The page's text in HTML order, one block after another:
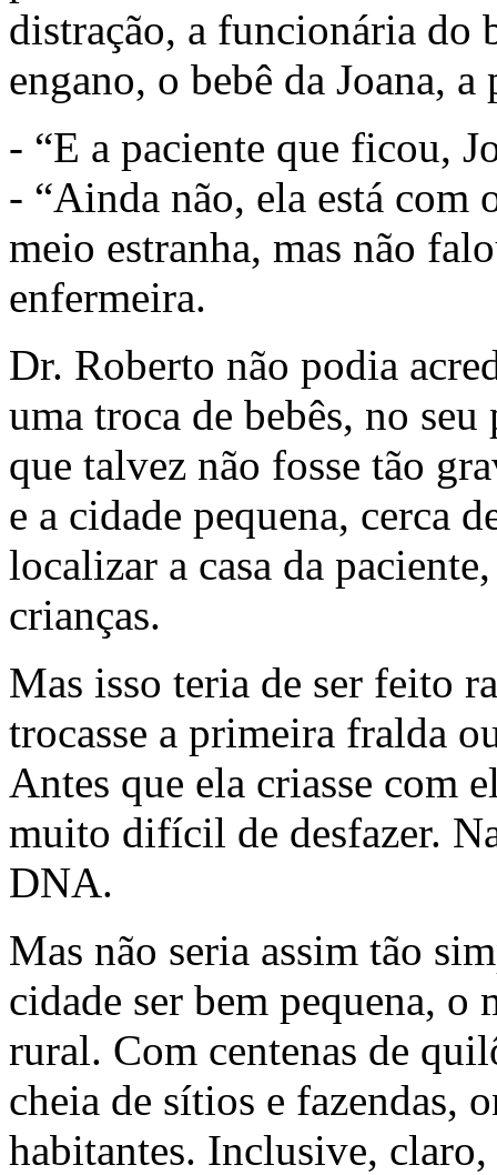
distração, a funcionária do
engano, o bebê da Joana,
- “E a paciente que ficou,
- “Ainda não, ela está com
meio estranha, mas não
enfermeira.
Dr. Roberto não podia
uma troca de bebês, no
que talvez não fosse tão
e a cidade pequena, cerca
localizar a casa da
crianças.
Mas isso teria de ser feito
trocasse a primeira fralda
Antes que ela criasse com
muito difícil de desfazer.
DNA.
Mas não seria assim tão
cidade ser bem pequena,
rural. Com centenas de
cheia de sítios e fazendas,
habitantes. Inclusive,